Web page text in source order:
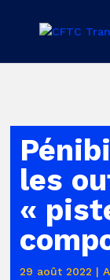
les
«
29 août 2022 |